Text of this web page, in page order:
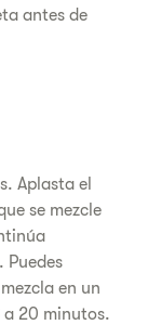
antes de
Aplasta el
se mezcle
Puedes
en un
a 20 minutos.